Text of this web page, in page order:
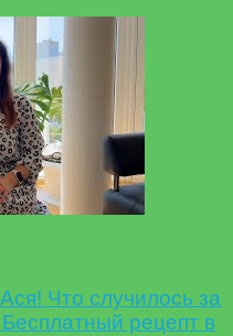
Что случилось за
рецепт в